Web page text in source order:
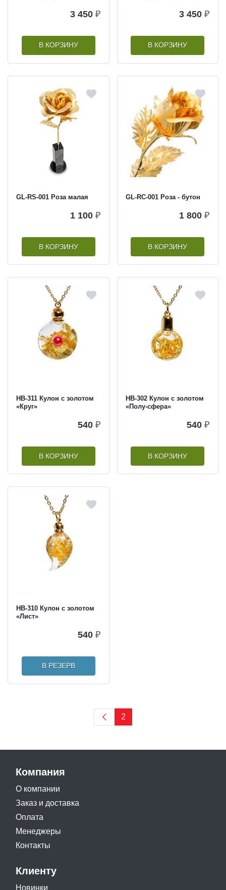
3 450 ₽
В КОРЗИНУ
3 450 ₽
В КОРЗИНУ
GL-RS-001 Роза малая
1 100 ₽
В КОРЗИНУ
GL-RC-001 Роза - бутон
1 800 ₽
В КОРЗИНУ
HB-311 Кулон с золотом
«Круг»
540 ₽
В КОРЗИНУ
HB-302 Кулон с золотом
«Полу-сфера»
540 ₽
В КОРЗИНУ
HB-310 Кулон с золотом
«Лист»
540 ₽
В РЕЗЕРВ
2
Компания
О компании
Заказ и доставка
Оплата
Менеджеры
Контакты
Клиенту
Новинки